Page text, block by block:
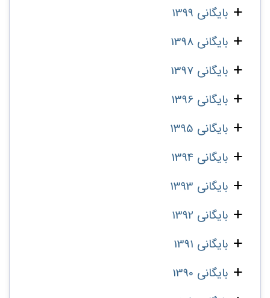
بایگانی 1399
بایگانی 1398
بایگانی 1397
بایگانی 1396
بایگانی 1395
بایگانی 1394
بایگانی 1393
بایگانی 1392
بایگانی 1391
بایگانی 1390